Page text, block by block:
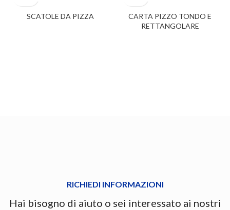
SCATOLE DA PIZZA
CARTA PIZZO TONDO E
RETTANGOLARE
RICHIEDI INFORMAZIONI
Hai bisogno di aiuto o sei interessato ai nostri